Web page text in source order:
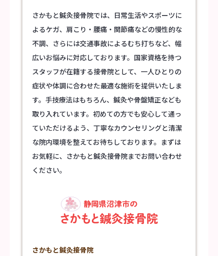
さかもと鍼灸接骨院では、日常生活やスポーツに
よるケガ、肩こり・腰痛・関節痛などの慢性的な
不調、さらには交通事故によるむち打ちなど、幅
広いお悩みに対応しております。国家資格を持つ
スタッフが在籍する接骨院として、一人ひとりの
症状や体調に合わせた最適な施術を提供いたしま
す。手技療法はもちろん、鍼灸や骨盤矯正なども
取り入れています。初めての方でも安心して通っ
ていただけるよう、丁寧なカウンセリングと清潔
な院内環境を整えてお待ちしております。まずは
お気軽に、さかもと鍼灸接骨院までお問い合わせ
ください。
さかもと鍼灸接骨院